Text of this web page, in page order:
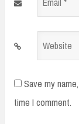
Email
Website
Save my
time I comment.